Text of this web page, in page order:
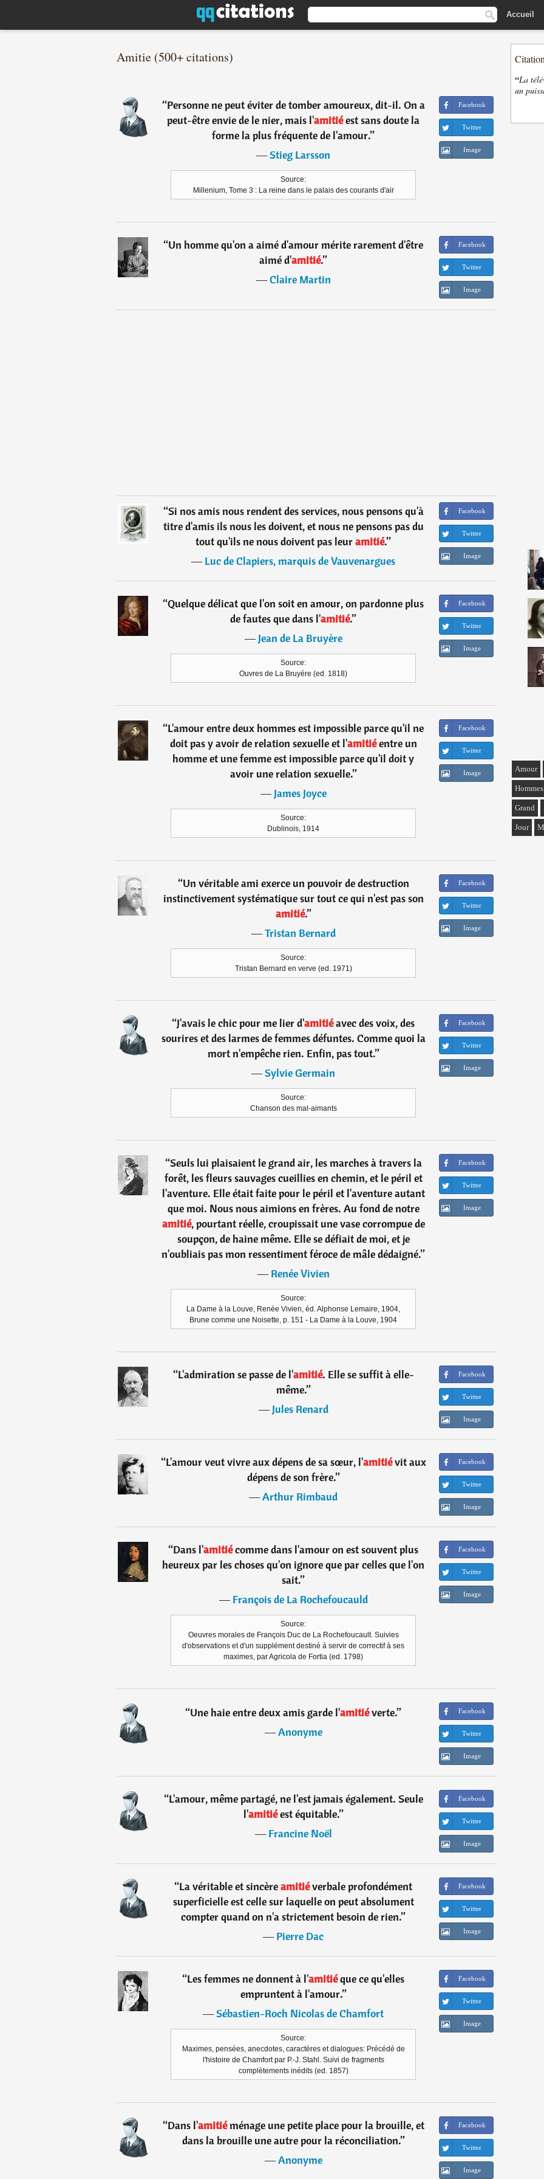
Accueil
Amitie (500+ citations)
“Personne ne peut éviter de tomber amoureux, dit-il. On a
peut-être envie de le nier, mais l'amitiéest sans doute la
forme la plus fréquente de l'amour.”
―Stieg Larsson
Source:
Millenium, Tome 3 : La reine dans le palais des courants d'air
Facebook
Twitter
Image
“Un homme qu'on a aimé d'amour mérite rarement d'être
aimé d'amitié.”
―Claire Martin
Facebook
Twitter
Image
“Si nos amis nous rendent des services, nous pensons qu'à
titre d'amis ils nous les doivent, et nous ne pensons pas du
tout qu'ils ne nous doivent pas leuramitié.”
―Luc de Clapiers, marquis de Vauvenargues
Facebook
Twitter
Image
“Quelque délicat que l'on soit en amour, on pardonne plus
de fautes que dans l'amitié.”
―Jean de La Bruyère
Source:
Ouvres de La Bruyére (ed. 1818)
Facebook
Twitter
Image
“L'amour entre deux hommes est impossible parce qu'il ne
doit pas y avoir de relation sexuelle et l'amitiéentre un
homme et une femme est impossible parce qu'il doit y
avoir une relation sexuelle.”
―James Joyce
Source:
Dublinois, 1914
Facebook
Twitter
Image
“Un véritable ami exerce un pouvoir de destruction
instinctivement systématique sur tout ce qui n'est pas son
amitié.”
―Tristan Bernard
Source:
Tristan Bernard en verve (ed. 1971)
Facebook
Twitter
Image
“J'avais le chic pour me lier d'amitiéavec des voix, des
sourires et des larmes de femmes défuntes. Comme quoi la
mort n'empêche rien. Enfin, pas tout.”
―Sylvie Germain
Source:
Chanson des mal-aimants
Facebook
Twitter
Image
“Seuls lui plaisaient le grand air, les marches à travers la
forêt, les fleurs sauvages cueillies en chemin, et le péril et
l'aventure. Elle était faite pour le péril et l'aventure autant
que moi. Nous nous aimions en frères. Au fond de notre
amitié, pourtant réelle, croupissait une vase corrompue de
soupçon, de haine même. Elle se défiait de moi, et je
n'oubliais pas mon ressentiment féroce de mâle dédaigné.”
―Renée Vivien
Source:
La Dame à la Louve, Renée Vivien, éd. Alphonse Lemaire, 1904,
Brune comme une Noisette, p. 151 - La Dame à la Louve, 1904
Facebook
Twitter
Image
“L'admiration se passe de l'amitié. Elle se suffit à elle-
même.”
―Jules Renard
Facebook
Twitter
Image
“L'amour veut vivre aux dépens de sa sœur, l'amitiévit aux
dépens de son frère.”
―Arthur Rimbaud
Facebook
Twitter
Image
“Dans l'amitiécomme dans l'amour on est souvent plus
heureux par les choses qu'on ignore que par celles que l'on
sait.”
―François de La Rochefoucauld
Source:
Oeuvres morales de François Duc de La Rochefoucault. Suivies
d'observations et d'un supplément destiné à servir de correctif à ses
maximes, par Agricola de Fortia (ed. 1798)
Facebook
Twitter
Image
“Une haie entre deux amis garde l'amitiéverte.”
―Anonyme
Facebook
Twitter
Image
“L'amour, même partagé, ne l'est jamais également. Seule
l'amitiéest équitable.”
―Francine Noël
Facebook
Twitter
Image
“La véritable et sincèreamitiéverbale profondément
superficielle est celle sur laquelle on peut absolument
compter quand on n'a strictement besoin de rien.”
―Pierre Dac
Facebook
Twitter
Image
“Les femmes ne donnent à l'amitiéque ce qu'elles
empruntent à l'amour.”
―Sébastien-Roch Nicolas de Chamfort
Source:
Maximes, pensées, anecdotes, caractères et dialogues: Précédé de
l'histoire de Chamfort par P.-J. Stahl. Suivi de fragments
complètements inédits (ed. 1857)
Facebook
Twitter
Image
“Dans l'amitiéménage une petite place pour la brouille, et
dans la brouille une autre pour la réconciliation.”
―Anonyme
Facebook
Twitter
Image
“La
un
Amour
Hommes
Grand
Jour